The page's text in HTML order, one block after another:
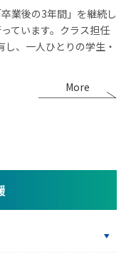
業後の3年間」を継続し
ています。クラス担任
、一人ひとりの学生・
More